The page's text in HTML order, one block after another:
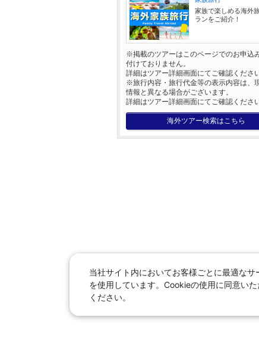
家族で楽しめる海外
ランをご紹介！
※掲載のツアーはこのページでのお申込
付けておりません。
詳細はツアー詳細画面にてご確認ください
※旅行内容・旅行代金等の表示内容は、
情報と異なる場合がございます。
詳細はツアー詳細画面にてご確認ください
海外ツアー検索はこちら
当社サイト内においてお客様ごとに最適な
を使用しています。Cookieの使用に同意い
ください。